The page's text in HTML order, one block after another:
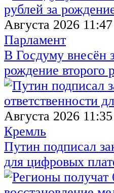
Августа 2026 11:47
Парламент
В Госдуму внесён
рождение второго
Августа 2026 11:35
Кремль
Путин подписал
для цифровых